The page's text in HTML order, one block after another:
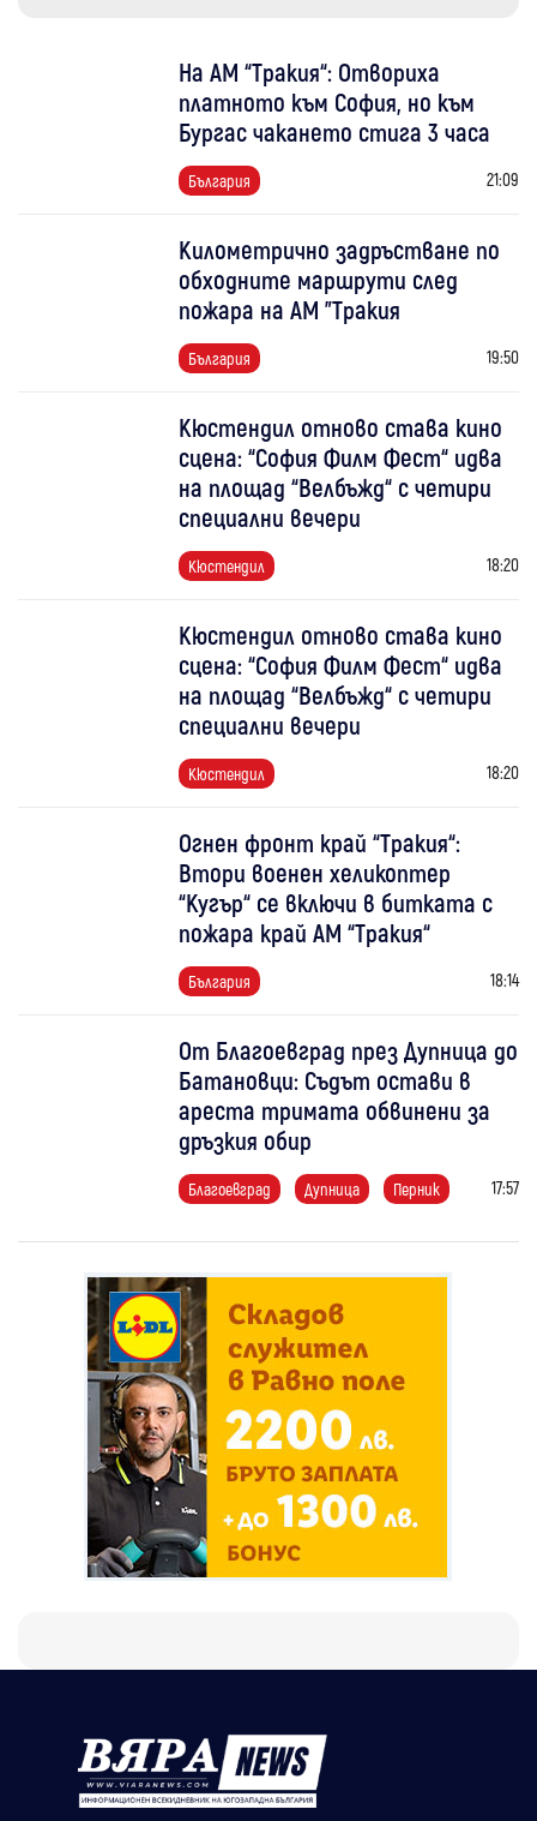
На АМ “Тракия“: Отвориха
платното към София, но към
Бургас чакането стига 3 часа
България 21:09
Километрично задръстване по
обходните маршрути след
пожара на АМ "Тракия
България 19:50
Кюстендил отново става кино
сцена: “София Филм Фест“ идва
на площад “Велбъжд“ с четири
специални вечери
Кюстендил 18:20
Кюстендил отново става кино
сцена: “София Филм Фест“ идва
на площад “Велбъжд“ с четири
специални вечери
Кюстендил 18:20
Огнен фронт край “Тракия“:
Втори военен хеликоптер
“Кугър“ се включи в битката с
пожара край АМ “Тракия“
България 18:14
От Благоевград през Дупница до
Батановци: Съдът остави в
ареста тримата обвинени за
дръзкия обир
Благоевград Дупница Перник 17:57